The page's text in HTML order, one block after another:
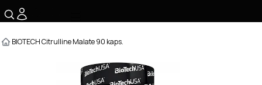
BIOTECH Citrulline Malate 90 kaps.